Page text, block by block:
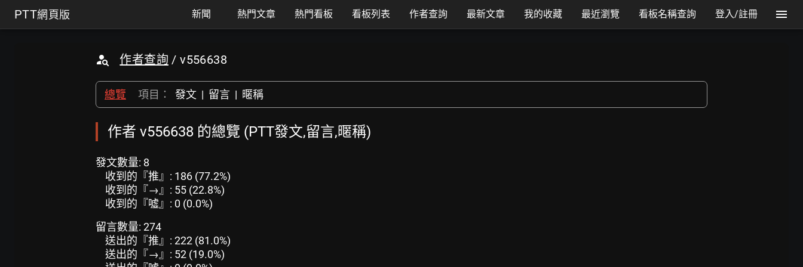
PTT網頁版 新聞 熱門文章 熱門看板 看板列表 作者查詢 最新文章 我的收藏 最近瀏覽 看板名稱查詢 登入/註冊
作者查詢 / v556638
總覽 項目： 發文 | 留言 | 暱稱
作者 v556638 的總覽 (PTT發文,留言,暱稱)
發文數量: 8
收到的『推』: 186 (77.2%)
收到的『→』: 55 (22.8%)
收到的『噓』: 0 (0.0%)
留言數量: 274
送出的『推』: 222 (81.0%)
送出的『→』: 52 (19.0%)